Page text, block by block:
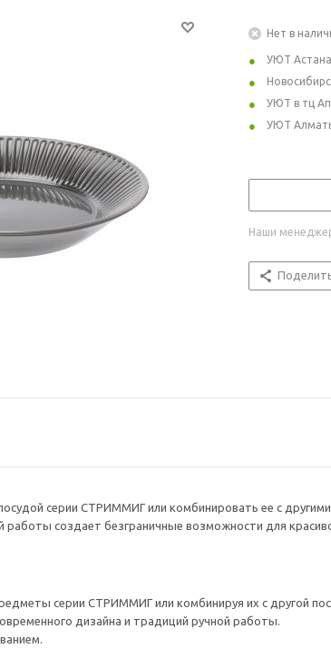
Нет в
УЮТ Астана
УЮТ в тц
УЮТ
Наши
серии СТРИММИГ или комбинировать ее с
создает безграничные возможности для
серии СТРИММИГ или комбинируя их с другой
дизайна и традиций ручной работы.